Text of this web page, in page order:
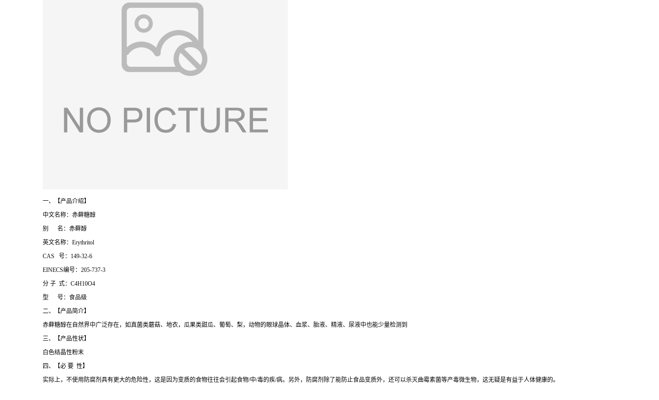
一、【产品介绍】
中文名称：赤藓糖醇
别 名：赤藓醇
英文名称：Erythritol
CAS 号：149-32-6
EINECS编号：205-737-3
分 子 式：C4H10O4
型 号：食品级
二、【产品简介】
赤藓糖醇在自然界中广泛存在，如真菌类蘑菇、地衣，瓜果类甜瓜、葡萄、梨，动物的眼球晶体、血浆、胎液、精液、尿液中也能少量检测到
三、【产品性状】
白色结晶性粉末
四、【必 要 性】
实际上，不使用防腐剂具有更大的危险性，这是因为变质的食物往往会引起食物/中/毒的疾/病。另外，防腐剂除了能防止食品变质外，还可以杀灭曲霉素菌等产毒微生物，这无疑是有益于人体健康的。